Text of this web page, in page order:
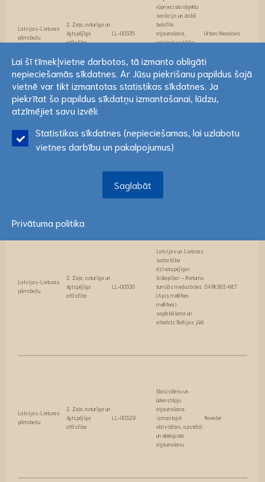
Lai šī tīmekļvietne darbotos, tā izmanto obligāti
nepieciešamās sīkdatnes. Ar Jūsu piekrišanu papildus šajā
vietnē var tikt izmantotas statistikas sīkdatnes. Ja
atzīmējiet savu izvēli:Lasīt vairāk
Saglabāt
Latvijas-Lietuvas
pārrobežu
2. Zaļa, noturīga un
ilgtspējīga
attīstība
LL-00335
rūpniecisko objektu
sanācija un dabā
balstīta
atjaunošana,
veicinot vietējās
un iesaisti Zemgalē
un Ziemeļlietuvā
Urban Meadows
2. Zaļa, noturīga un
Pārrobežu naftas
dzīvnieku sanitārija
Klaipēdas (LT)
Latvijas-Lietuvas
pārrobežu
2. Zaļa, noturīga un
ilgtspējīga
attīstība
LL-00330
Latvijas un Lietuvas
sadarbība
dzīvotspējīgai
biškopībai – Rietumu
tumšās medusbites
(Apis mellifera
mellifera)
saglabāšana un
atbalsts Baltijas jūrā
DARKBEE-NET
Latvijas-Lietuvas
pārrobežu
2. Zaļa, noturīga un
ilgtspējīga
attīstība
LL-00329
Ekosistēmu un
ūdenstilpju
atjaunošana,
izmantojot
aktivitātes, apstrādi
un ekoloģisko
atjaunošanu
Rewater
Lai šī tīmekļvietne darbotos, tā izmanto obligāti
nepieciešamās sīkdatnes. Ar Jūsu piekrišanu papildus šajā
vietnē var tikt izmantotas statistikas sīkdatnes. Ja
piekrītat šo papildus sīkdatņu izmantošanai, lūdzu,
atzīmējiet savu izvēli:
Statistikas sīkdatnes (nepieciešamas, lai uzlabotu
vietnes darbību un pakalpojumus)
Saglabāt
Privātuma politika